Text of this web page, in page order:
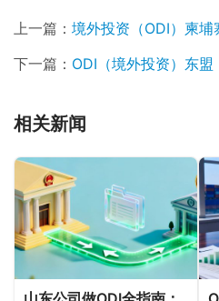
上一篇： 境外投资（ODI）柬埔寨
下一篇： ODI（境外投资）东盟
相关新闻